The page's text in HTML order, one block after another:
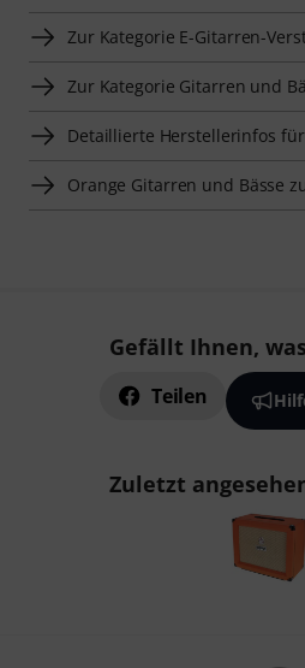
Zur Kategorie E-Gitarren-
Zur Kategorie Gitarren und
Detaillierte Herstellerinfos
Orange Gitarren und Bässe
Gefällt Ihnen,
Teilen
Zuletzt